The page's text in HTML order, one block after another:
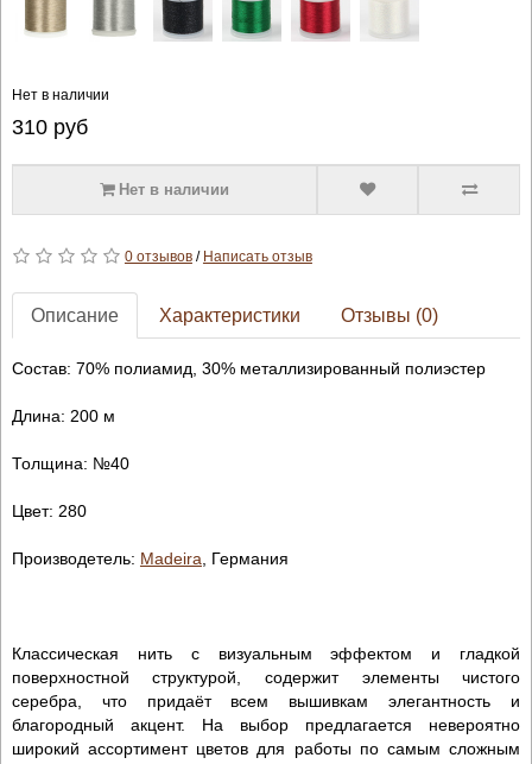
Нет в наличии
310руб
Нет в наличии
0 отзывов/ Написать отзыв
Описание Характеристики Отзывы (0)
Состав: 70% полиамид, 30% металлизированный полиэстер
Длина: 200 м
Толщина: №40
Цвет: 280
Производетель: Madeira , Германия
Классическая нить с визуальным эффектом и гладкой
поверхностной структурой, содержит элементы чистого
серебра, что придаёт всем вышивкам элегантность и
благородный акцент. На выбор предлагается невероятно
широкий ассортимент цветов для работы по самым сложным